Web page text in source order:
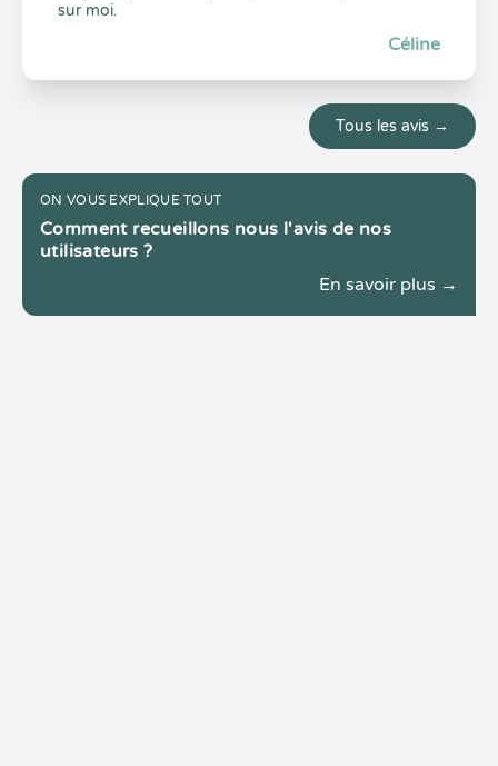
sur moi.
Céline
Tous les avis →
ON VOUS EXPLIQUE TOUT
Comment recueillons nous l'avis de nos
utilisateurs ?
En savoir plus →